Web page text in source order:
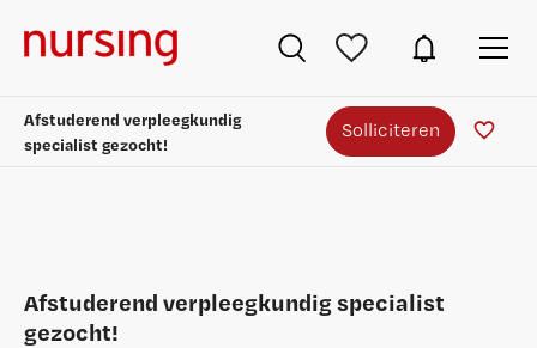
Afstuderend verpleegkundig
specialist gezocht!
Solliciteren
Afstuderend verpleegkundig specialist
gezocht!